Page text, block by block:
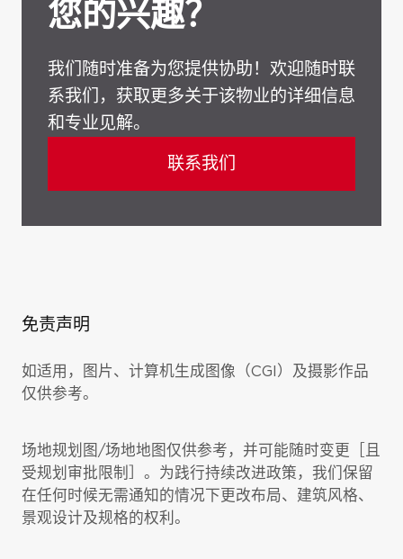
您的兴趣？
我们随时准备为您提供协助！欢迎随时联
系我们，获取更多关于该物业的详细信息
和专业见解。
联系我们
免责声明
如适用，图片、计算机生成图像（CGI）及摄影作品
仅供参考。
场地规划图/场地地图仅供参考，并可能随时变更［且
受规划审批限制］。为践行持续改进政策，我们保留
在任何时候无需通知的情况下更改布局、建筑风格、
景观设计及规格的权利。